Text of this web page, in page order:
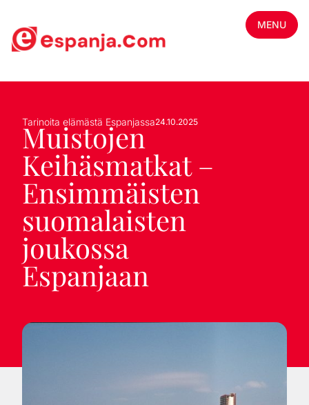
MENU
Tarinoita elämästä Espanjassa24.10.2025
Muistojen
Keihäsmatkat –
Ensimmäisten
suomalaisten
joukossa
Espanjaan